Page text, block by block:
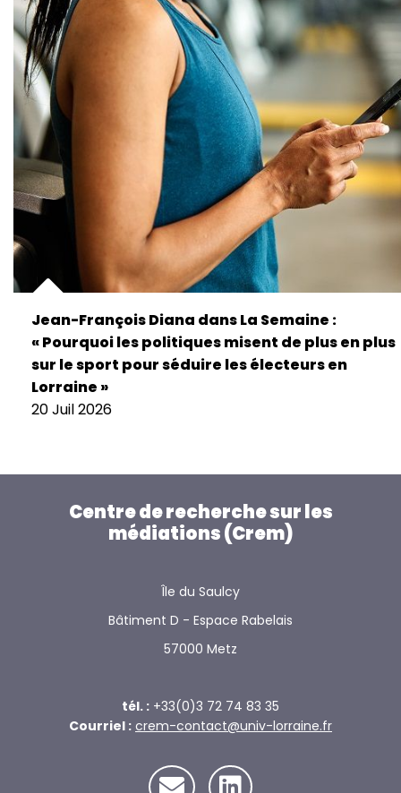
Jean-François Diana dans La Semaine :
« Pourquoi les politiques misent de plus en plus
sur le sport pour séduire les électeurs en
Lorraine »
20 Juil 2026
Centre de recherche sur les
médiations (Crem)
Île du Saulcy
Bâtiment D - Espace Rabelais
57000 Metz
tél. : +33(0)3 72 74 83 35
Courriel : crem-contact@univ-lorraine.fr